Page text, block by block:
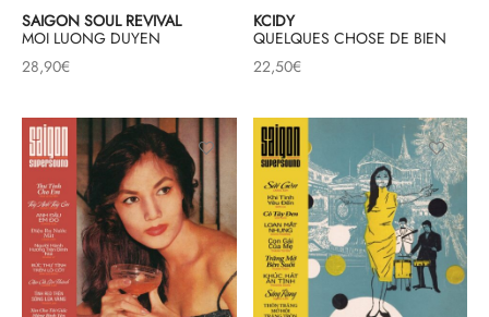
SAIGON SOUL REVIVAL
MOI LUONG DUYEN
28,90€
KCIDY
QUELQUES CHOSE DE BIEN
22,50€
Phono
Casques
bluetooth
& MINIMALISTE
NEW WAVE
AMERICANA
ROCK
ROCK
BUT CHIC
& RAP FRANCAIS
2026
DU 30/10/2026
SKA
ORIENT & MAGHREB